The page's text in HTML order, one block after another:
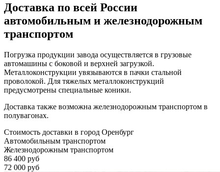
Доставка по всей России
автомобильным и железнодорожным
транспортом
Погрузка продукции завода осуществляется в грузовые
автомашины с боковой и верхней загрузкой.
Металлоконструкции увязываются в пачки стальной
проволокой. Для тяжелых металлоконструкций
предусмотрены специальные коники.
Доставка также возможна железнодорожным транспортом в
полувагонах.
Стоимость доставки в город Оренбург
Автомобильным транспортом
Железнодорожным транспортом
86 400 руб
72 000 руб